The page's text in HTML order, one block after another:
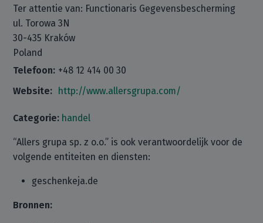
Ter attentie van: Functionaris Gegevensbescherming
ul. Torowa 3N
30-435 Kraków
Poland
Telefoon: +48 12 414 00 30
Website: http://www.allersgrupa.com/
Categorie: handel
“Allers grupa sp. z o.o.” is ook verantwoordelijk voor de
volgende entiteiten en diensten:
geschenkeja.de
Bronnen: